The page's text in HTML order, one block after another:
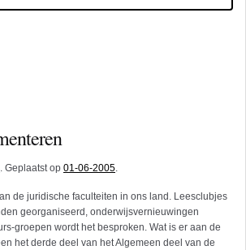
. Geplaatst op 01-06-2005.
de juridische faculteiten in ons land. Leesclubjes
georganiseerd, onderwijsvernieuwingen
groepen wordt het besproken. Wat is er aan de
het derde deel van het Algemeen deel van de